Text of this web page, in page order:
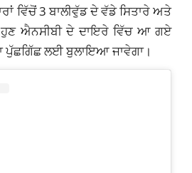
ਵਿੱਚੋਂ 3 ਬਾਲੀਵੁੱਡ ਦੇ ਵੱਡੇ ਸਿਤਾਰੇ ਅਤੇ
ਐਨਸੀਬੀ ਦੇ ਦਾਇਰੇ ਵਿੱਚ ਆ ਗਏ
ਲਈ ਬੁਲਾਇਆ ਜਾਵੇਗਾ।